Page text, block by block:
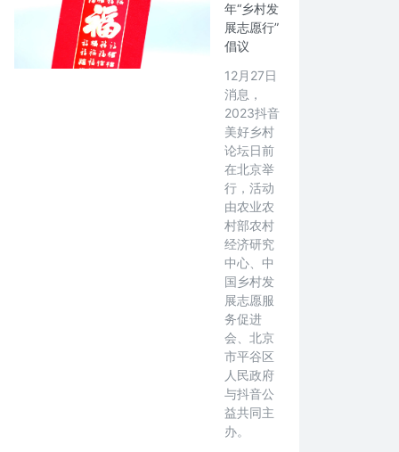
年“乡村发
展志愿行”
倡议
12月27日
消息，
2023抖音
美好乡村
论坛日前
在北京举
行，活动
由农业农
村部农村
经济研究
中心、中
国乡村发
展志愿服
务促进
会、北京
市平谷区
人民政府
与抖音公
益共同主
办。